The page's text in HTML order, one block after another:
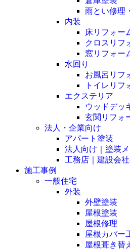
雨とい修理
内装
床リフォー
クロスリフ
窓リフォー
水回り
お風呂リフ
トイレリフ
エクステリア
ウッドデッ
玄関リフォ
法人・企業向け
アパート塗装
法人向け｜塗装
工務店｜建設会
施工事例
一般住宅
外装
外壁塗装
屋根塗装
屋根修理
屋根カバー
屋根葺き替